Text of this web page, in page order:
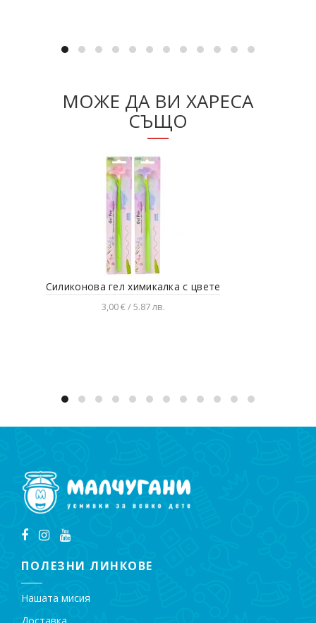
МОЖЕ ДА ВИ ХАРЕСА
СЪЩО
Силиконова гел химикалка с цвете
3,00 € / 5.87 лв.
ПОЛЕЗНИ ЛИНКОВЕ
Нашата мисия